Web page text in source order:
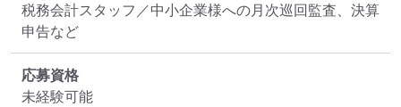
税務会計スタッフ／中小企業様への月次巡回監査、決算
申告など
応募資格
未経験可能